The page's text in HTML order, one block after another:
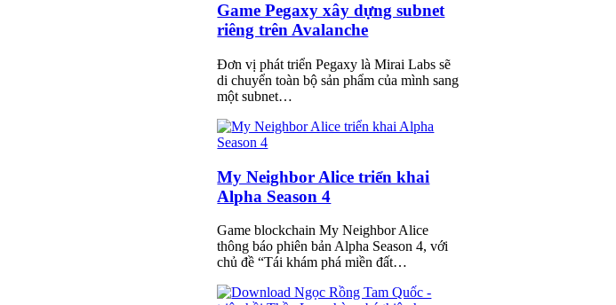
Game Pegaxy xây dựng subnet
riêng trên Avalanche
Đơn vị phát triển Pegaxy là Mirai Labs sẽ
di chuyển toàn bộ sản phẩm của mình sang
một subnet…
My Neighbor Alice triển khai
Alpha Season 4
Game blockchain My Neighbor Alice
thông báo phiên bản Alpha Season 4, với
chủ đề “Tái khám phá miền đất…